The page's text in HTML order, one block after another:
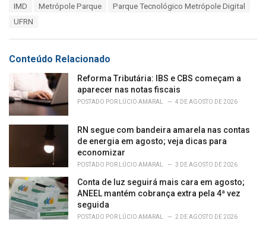
e
IMD
Metrópole Parque
Parque Tecnológico Metrópole Digital
UFRN
Conteúdo Relacionado
Reforma Tributária: IBS e CBS começam a
aparecer nas notas fiscais
POSTADO POR LÚCIO AMARAL 4 DE AGOSTO DE 2026
RN segue com bandeira amarela nas contas
de energia em agosto; veja dicas para
economizar
POSTADO POR LÚCIO AMARAL 3 DE AGOSTO DE 2026
Conta de luz seguirá mais cara em agosto;
ANEEL mantém cobrança extra pela 4ª vez
seguida
POSTADO POR LÚCIO AMARAL 2 DE AGOSTO DE 2026